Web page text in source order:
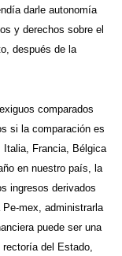
darle autonomía
y derechos sobre el
después de la
comparados
si la comparación es
Italia, Francia, Bélgica
en nuestro país, la
ingresos derivados
mex, administrarla
puede ser una
del Estado,